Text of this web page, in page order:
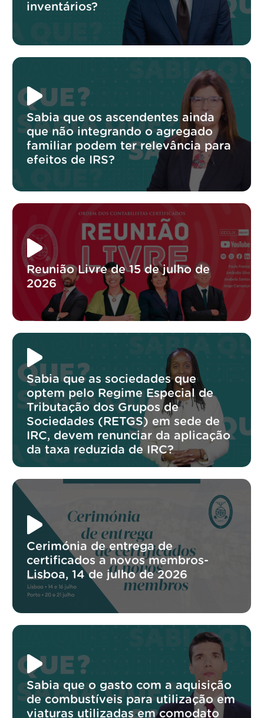
inventários?
Sabia que os ascendentes ainda
que não integrando o agregado
familiar podem ter relevância para
efeitos de IRS?
Reunião Livre de 15 de julho de
2026
Sabia que as sociedades que
optem pelo Regime Especial de
Tributação dos Grupos de
Sociedades (RETGS) em sede de
IRC, devem renunciar da aplicação
da taxa reduzida de IRC?
Cerimónia de entrega de
certificados a novos membros-
Lisboa, 14 de julho de 2026
Sabia que o gasto com a aquisição
de combustíveis para utilização em
viaturas utilizadas em comodato